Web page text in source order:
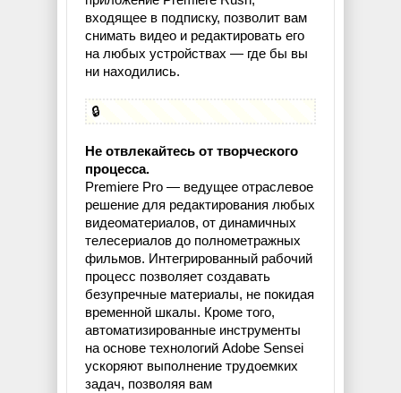
входящее в подписку, позволит вам
снимать видео и редактировать его
на любых устройствах — где бы вы
ни находились.
🔒
Не отвлекайтесь от творческого
процесса.
Premiere Pro — ведущее отраслевое
решение для редактирования любых
видеоматериалов, от динамичных
телесериалов до полнометражных
фильмов. Интегрированный рабочий
процесс позволяет создавать
безупречные материалы, не покидая
временной шкалы. Кроме того,
автоматизированные инструменты
на основе технологий Adobe Sensei
ускоряют выполнение трудоемких
задач, позволяя вам